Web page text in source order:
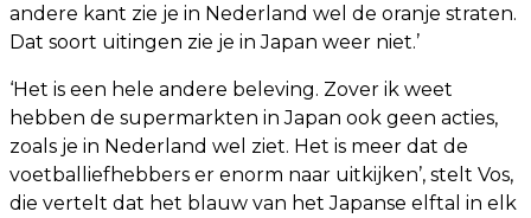
andere kant zie je in Nederland wel de oranje straten.
Dat soort uitingen zie je in Japan weer niet.’
‘Het is een hele andere beleving. Zover ik weet
hebben de supermarkten in Japan ook geen acties,
zoals je in Nederland wel ziet. Het is meer dat de
voetballiefhebbers er enorm naar uitkijken’, stelt Vos,
die vertelt dat het blauw van het Japanse elftal in elk